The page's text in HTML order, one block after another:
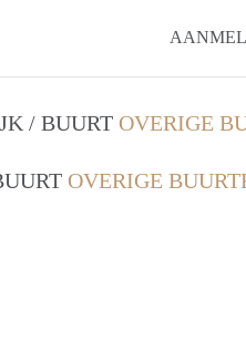
/ BUURT OVERIGE
OVERIGE